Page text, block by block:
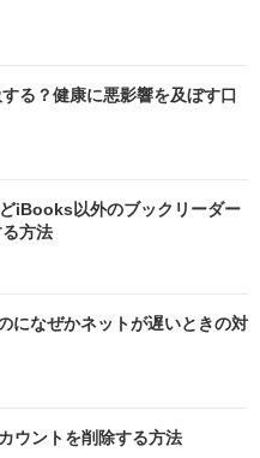
る？健康に悪影響を及ぼす口
iBooks以外のブックリーダー
方法
になぜかネットが遅いときの対
ウントを削除する方法